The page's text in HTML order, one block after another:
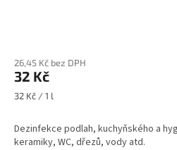
26,45 Kč bez DPH
32 Kč
Měrná
32 Kč / 1 l
Dezinfekce podlah, kuchyňského a
keramiky, WC, dřezů, vody atd.